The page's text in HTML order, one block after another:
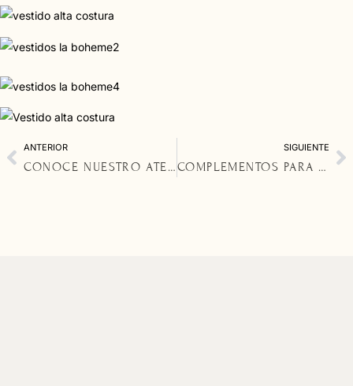
ANTERIOR
CONOCE NUESTRO ATELIER DE ALTA COSTURA EN VALENCIA
SIGUIENTE
COMPLEMENTOS PARA NOVIAS DE ALTA COSTURA